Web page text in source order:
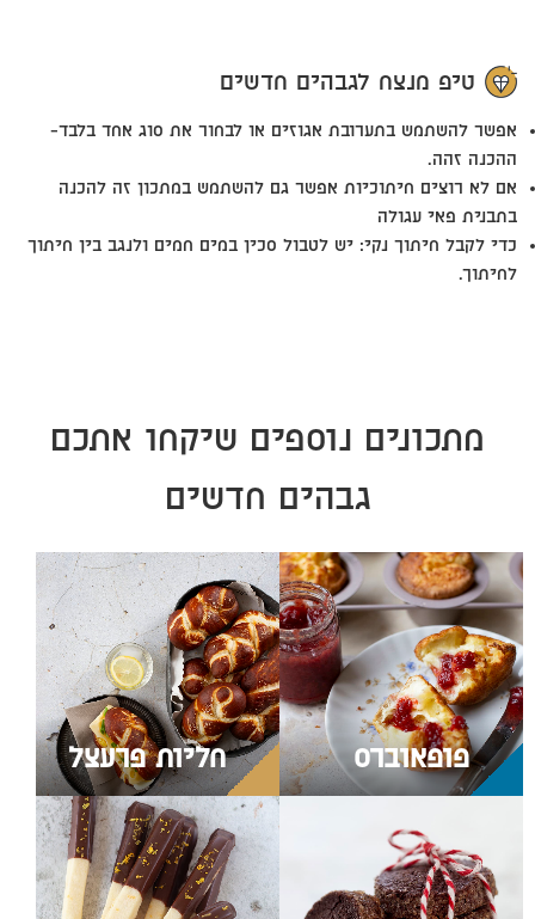
טיפ מנצח לגבהים חדשים
אפשר להשתמש בתערובת אגוזים או לבחור את סוג אחד בלבד-
ההכנה זהה.
אם לא רוצים חיתוכיות אפשר גם להשתמש במתכון זה להכנה
בתבנית פאי עגולה
כדי לקבל חיתוך נקי: יש לטבול סכין במים חמים ולנגב בין חיתוך
לחיתוך.
מתכונים נוספים שיקחו אתכם
גבהים חדשים
פופאוברס חליות פרעצל